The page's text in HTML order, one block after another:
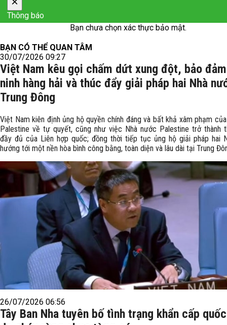
Thông báo
Bạn chưa chọn xác thực bảo mật.
BẠN CÓ THỂ QUAN TÂM
30/07/2026 09:27
Việt Nam kêu gọi chấm dứt xung đột, bảo
ninh hàng hải và thúc đẩy giải pháp hai Nhà
Trung Đông
Việt Nam kiên định ủng hộ quyền chính đáng và bất khả xâm phạm của
Palestine về tự quyết, cũng như việc Nhà nước Palestine trở thành
đầy đủ của Liên hợp quốc; đồng thời tiếp tục ủng hộ giải pháp hai
hướng tới một nền hòa bình công bằng, toàn diện và lâu dài tại Trung
26/07/2026 06:56
Tây Ban Nha tuyên bố tình trạng khẩn cấp